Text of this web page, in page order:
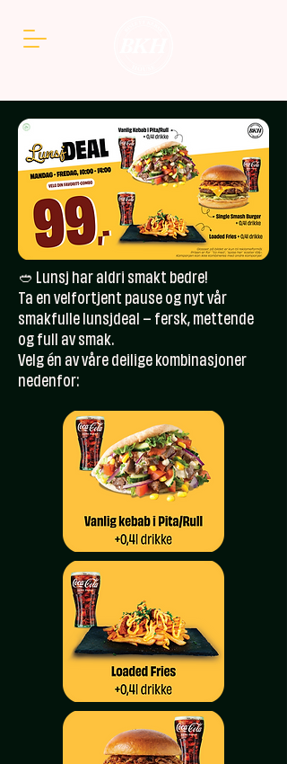
🥙 Lunsj har aldri smakt bedre!
Ta en velfortjent pause og nyt vår
smakfulle lunsjdeal – fersk, mettende
og full av smak.
Velg én av våre deilige kombinasjoner
nedenfor: